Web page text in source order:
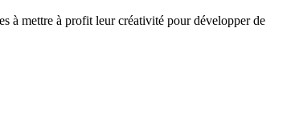
à mettre à profit leur créativité pour développer de